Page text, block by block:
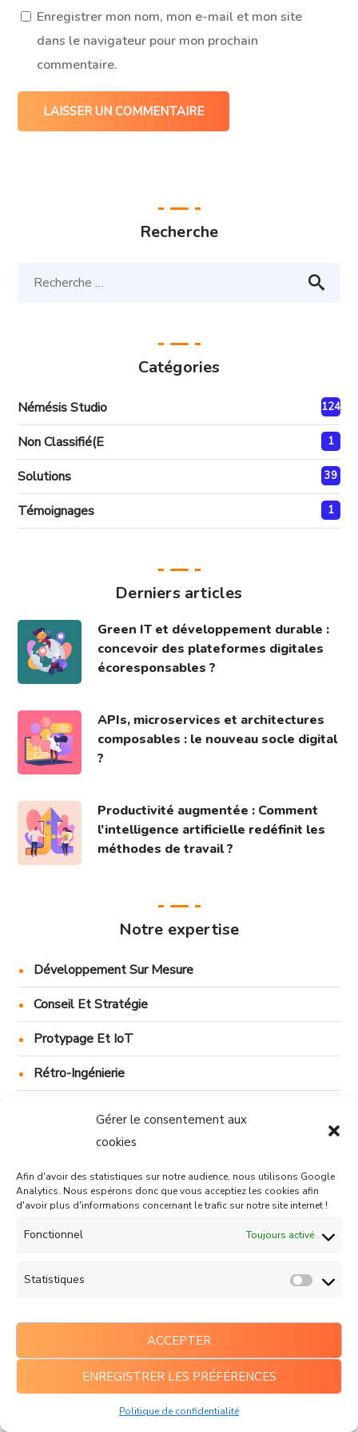
Gérer le consentement aux
cookies
Afin d'avoir des statistiques sur notre audience, nous utilisons Google
Analytics. Nous espérons donc que vous acceptiez les cookies afin
d'avoir plus d'informations concernant le trafic sur notre site internet !
Fonctionnel Toujours activé
Statistiques
ACCEPTER
ENREGISTRER LES PRÉFÉRENCES
Politique de confidentialité
Enregistrer mon nom, mon e-mail et mon site
dans le navigateur pour mon prochain
commentaire.
Recherche
Catégories
Némésis Studio 124
Non Classifié(e 1
Solutions 39
Témoignages 1
Derniers articles
Green IT et développement durable :
concevoir des plateformes digitales
écoresponsables ?
APIs, microservices et architectures
composables : le nouveau socle digital
?
Productivité augmentée : Comment
l’intelligence artificielle redéfinit les
méthodes de travail ?
Notre expertise
Développement Sur Mesure
Conseil Et Stratégie
Protypage Et IoT
Rétro-Ingénierie
Infogérance
Restons connectés